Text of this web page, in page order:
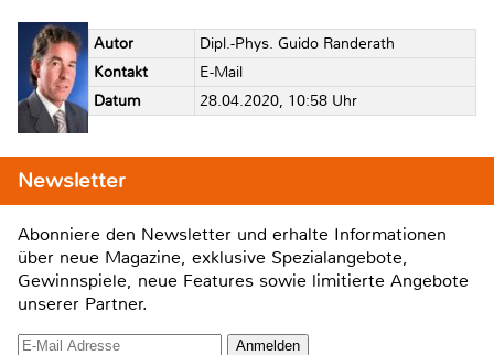
Autor
Dipl.-Phys. Guido Randerath
Kontakt
E-Mail
Datum
28.04.2020, 10:58 Uhr
Newsletter
Abonniere den Newsletter und erhalte Informationen
über neue Magazine, exklusive Spezialangebote,
Gewinnspiele, neue Features sowie limitierte Angebote
unserer Partner.